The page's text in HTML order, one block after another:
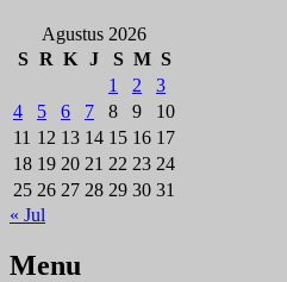
Agustus 2026
S R K J S M S
1
2
3
4
5 6 7 8 9
10
11 12 13 14 15 16 17
18 19 20 21 22 23 24
25 26 27 28 29 30 31
« Jul
Menu